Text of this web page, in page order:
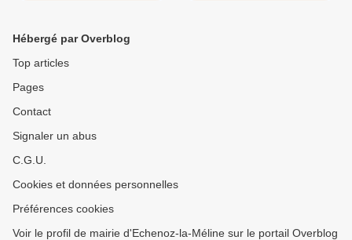
Hébergé par Overblog
Top articles
Pages
Contact
Signaler un abus
C.G.U.
Cookies et données personnelles
Préférences cookies
Voir le profil de mairie d'Echenoz-la-Méline sur le portail Overblog